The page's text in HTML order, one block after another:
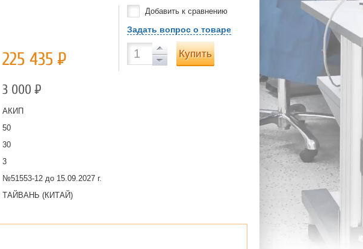
225 435 Р
3 000Р
АКИП
50
30
3
№51553-12 до 15.09.2027 г.
ТАЙВАНЬ (КИТАЙ)
Добавить к сравнению
Задать вопрос о товаре
Купить